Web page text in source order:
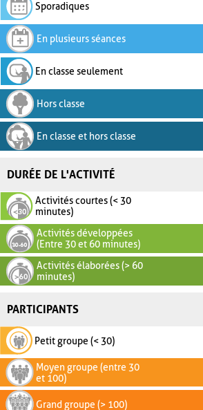
Sporadiques
En plusieurs séances
En classe seulement
Hors classe
En classe et hors classe
DURÉE DE L'ACTIVITÉ
Activités courtes (< 30
minutes)
Activités développées
(Entre 30 et 60 minutes)
Activités élaborées (> 60
minutes)
PARTICIPANTS
Petit groupe (< 30)
Moyen groupe (entre 30
et 100)
Grand groupe (> 100)